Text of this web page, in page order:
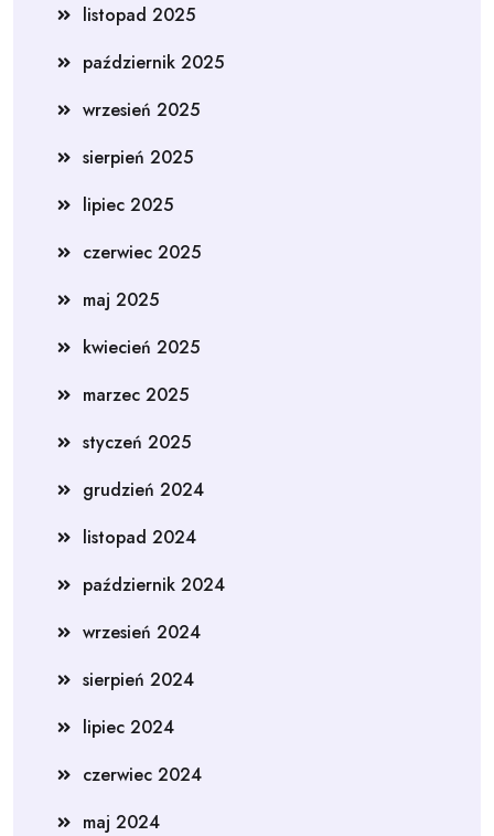
listopad 2025
październik 2025
wrzesień 2025
sierpień 2025
lipiec 2025
czerwiec 2025
maj 2025
kwiecień 2025
marzec 2025
styczeń 2025
grudzień 2024
listopad 2024
październik 2024
wrzesień 2024
sierpień 2024
lipiec 2024
czerwiec 2024
maj 2024